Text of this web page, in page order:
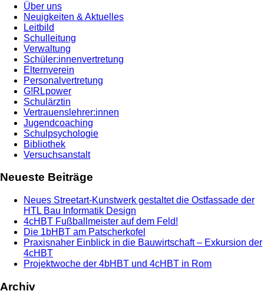
Über uns
Neuigkeiten & Aktuelles
Leitbild
Schulleitung
Verwaltung
Schüler:innenvertretung
Elternverein
Personalvertretung
G!RLpower
Schulärztin
Vertrauenslehrer:innen
Jugendcoaching
Schulpsychologie
Bibliothek
Versuchsanstalt
Neueste Beiträge
Neues Streetart-Kunstwerk gestaltet die Ostfassade der
HTL Bau Informatik Design
4cHBT Fußballmeister auf dem Feld!
Die 1bHBT am Patscherkofel
Praxisnaher Einblick in die Bauwirtschaft – Exkursion der
4cHBT
Projektwoche der 4bHBT und 4cHBT in Rom
Archiv